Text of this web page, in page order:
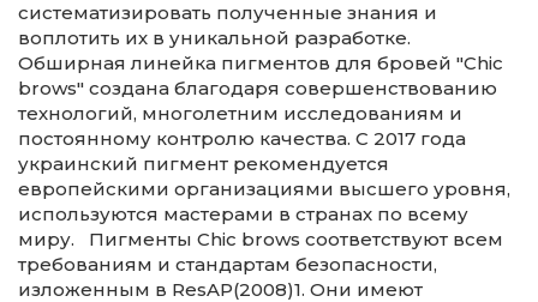
систематизировать полученные знания и
воплотить их в уникальной разработке.
Обширная линейка пигментов для бровей "Chic
brows" создана благодаря совершенствованию
технологий, многолетним исследованиям и
постоянному контролю качества. С 2017 года
украинский пигмент рекомендуется
европейскими организациями высшего уровня,
используются мастерами в странах по всему
миру. Пигменты Chic brows соответствуют всем
требованиям и стандартам безопасности,
изложенным в ResAP(2008)1. Они имеют